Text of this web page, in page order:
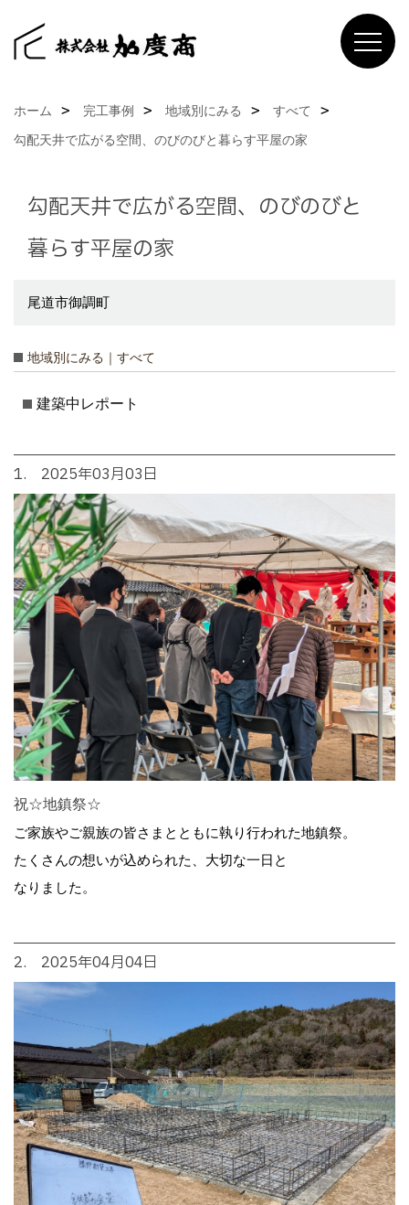
ホーム 完工事例 地域別にみる
すべて
勾配天井で広がる空間、のびのびと暮らす平屋の家
勾配天井で広がる空間、のびのびと
暮らす平屋の家
尾道市御調町
地域別にみる｜すべて
建築中レポート
1. 2025年03月03日
祝☆地鎮祭☆
ご家族やご親族の皆さまとともに執り行われた地鎮祭。
たくさんの想いが込められた、大切な一日と
なりました。
2. 2025年04月04日